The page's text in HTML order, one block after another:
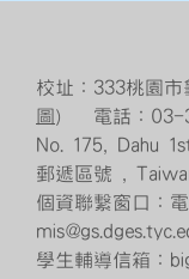
校址：333桃園
圖） 電話：03-
No. 175, Dahu
郵遞區號 ,
個資聯繫窗口：
學生輔導信箱：